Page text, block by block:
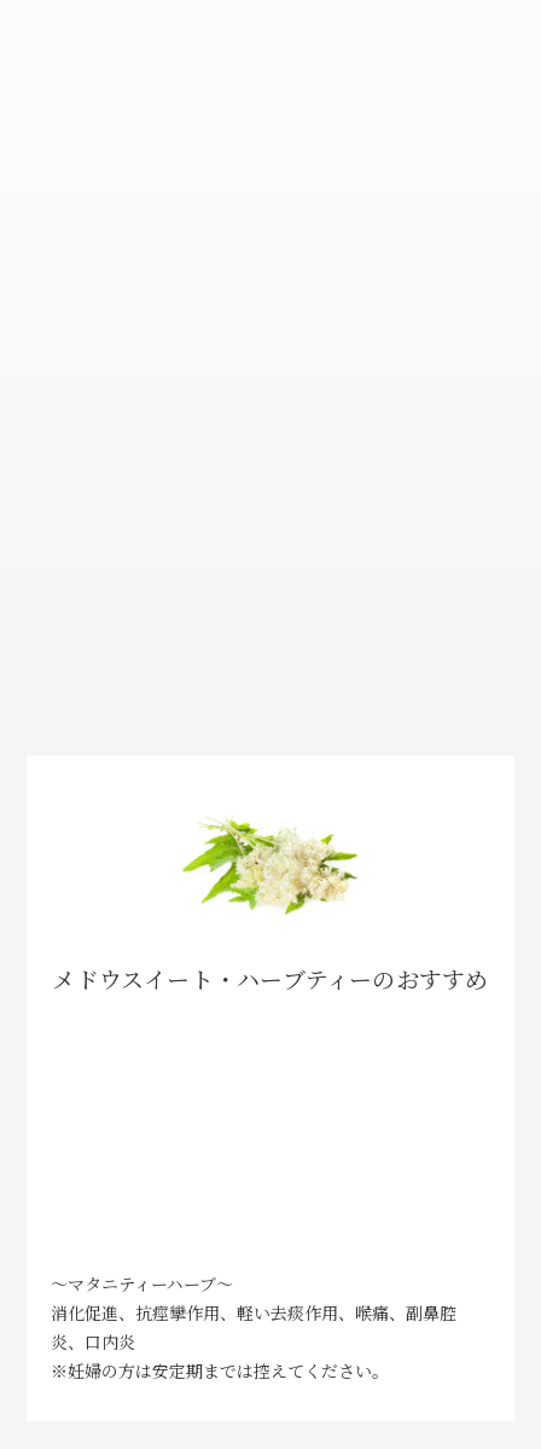
メドウスイート・ハーブティーのおすすめ
～マタニティーハーブ～
消化促進、抗痙攣作用、軽い去痰作用、喉痛、副鼻腔
炎、口内炎
※妊婦の方は安定期までは控えてください。